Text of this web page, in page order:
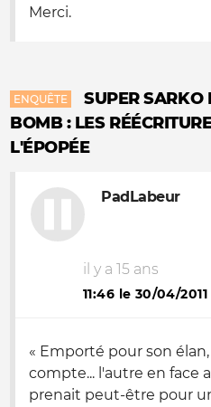
Merci.
ENQUÊTE
SUPER
BOMB : LES
L'ÉPOPÉE
PadLabeur
il y a 15 ans
11:46 le 30/04/2011
« Emporté pour son
compte... l'autre en face
prenait peut-être pour